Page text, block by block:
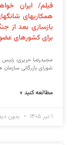
فیلم/ ایران
بازسازی بعد از
برای کشورهای
مجیدرضا حریری، رئیس
شورای بازرگانی
مطالعه کنید »
۱ تیر ۱۴۰۵ بدون